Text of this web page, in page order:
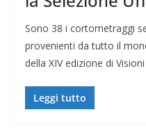
Sono 38 i cortometraggi
provenienti da tutto il
della XIV edizione di
Leggi tutto